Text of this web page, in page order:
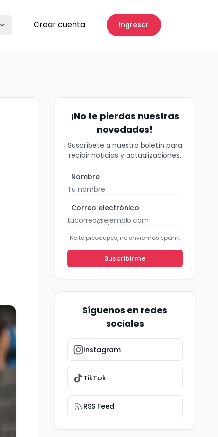
Crear cuenta Ingresar
¡No te pierdas nuestras
novedades!
Suscríbete a nuestro boletín para
recibir noticias y actualizaciones.
Nombre
Correo electrónico
No te preocupes, no enviamos spam.
Suscribirme
Síguenos en redes
sociales
Instagram
TikTok
RSS Feed